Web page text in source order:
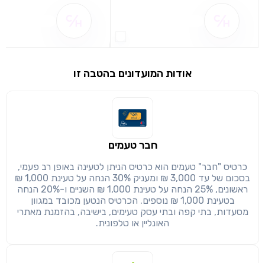
שיתוף
העתק
שימו לב!
חזרה הבנתי, המשך לאתר
אודות המועדונים בהטבה זו
חבר טעמים
כרטיס "חבר" טעמים הוא כרטיס הניתן לטעינה באופן רב פעמי,
בסכום של עד 3,000 ₪ ומעניק 30% הנחה על טעינת 1,000 ₪
ראשונים, 25% הנחה על טעינת 1,000 ₪ השניים ו-20% הנחה
בטעינת 1,000 ₪ נוספים. הכרטיס הנטען מכובד במגוון
מסעדות, בתי קפה ובתי עסק טעימים, בישיבה, בהזמנת מאתרי
האונליין או טלפונית.